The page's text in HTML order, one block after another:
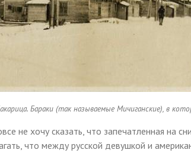
Бараки (так называемые Мичиганские), в
не хочу сказать, что запечатленная на
что между русской девушкой и